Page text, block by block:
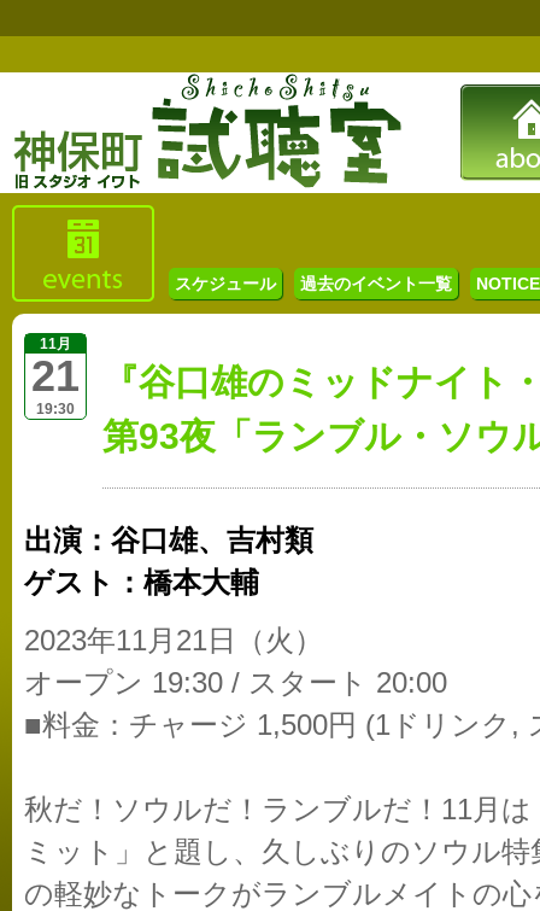
スケジュール 過去のイベント一覧
11月
21
19:30
『谷口雄のミッドナイト
第93夜「ランブル・ソウ
出演：谷口雄、吉村類
ゲスト：橋本大輔
2023年11月21日（火）
オープン 19:30 / スタート 20:00
■料金：チャージ 1,500円 (1ドリンク,
秋だ！ソウルだ！ランブルだ！11月
ミット」と題し、久しぶりのソウル
の軽妙なトークがランブルメイトの